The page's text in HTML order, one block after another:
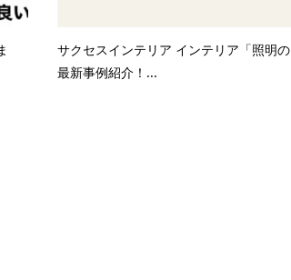
サクセスインテリア インテリア「照明の
最新事例紹介！...